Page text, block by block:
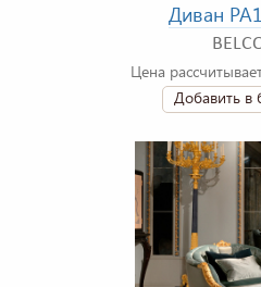
Диван
Цена
Добавить в